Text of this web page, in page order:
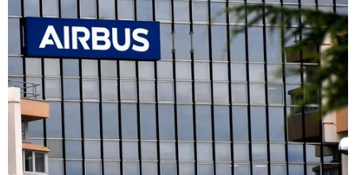
Đắk Lắk ngăn chặn dịch cúm gia cầm
A/H5N6 lây lan trên diện rộng
18/08/2020 12:56
Ngay sau khi dịch cúm gia cầm A/H5N6 bùng phát ở thành phố
Buôn Ma Thuột, ngành chăn nuôi và thú y Đắk Lắk đã khẩn trương
triển khai các giải pháp cấp bách để ngăn chặn dịch bệnh lây lan.